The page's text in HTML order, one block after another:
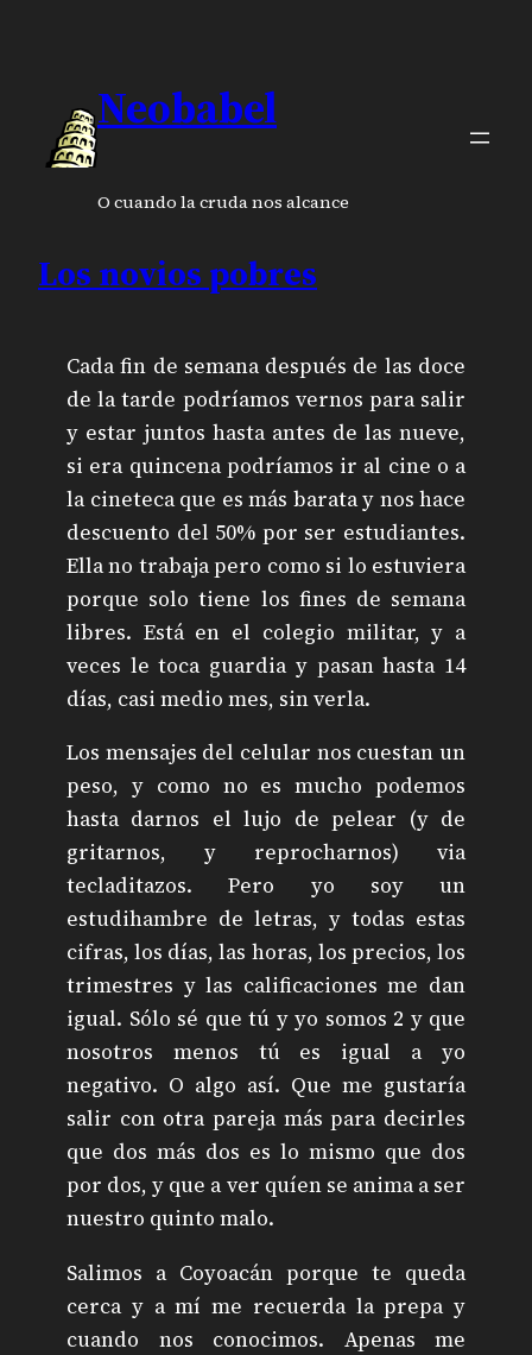
Neobabel
O cuando la cruda nos alcance
Los novios pobres
Cada fin de semana después de las doce
de la tarde podríamos vernos para salir
y estar juntos hasta antes de las nueve,
si era quincena podríamos ir al cine o a
la cineteca que es más barata y nos hace
descuento del 50% por ser estudiantes.
Ella no trabaja pero como si lo estuviera
porque solo tiene los fines de semana
libres. Está en el colegio militar, y a
veces le toca guardia y pasan hasta 14
días, casi medio mes, sin verla.
Los mensajes del celular nos cuestan un
peso, y como no es mucho podemos
hasta darnos el lujo de pelear (y de
gritarnos, y reprocharnos) via
tecladitazos. Pero yo soy un
estudihambre de letras, y todas estas
cifras, los días, las horas, los precios, los
trimestres y las calificaciones me dan
igual. Sólo sé que tú y yo somos 2 y que
nosotros menos tú es igual a yo
negativo. O algo así. Que me gustaría
salir con otra pareja más para decirles
que dos más dos es lo mismo que dos
por dos, y que a ver quíen se anima a ser
nuestro quinto malo.
Salimos a Coyoacán porque te queda
cerca y a mí me recuerda la prepa y
cuando nos conocimos. Apenas me